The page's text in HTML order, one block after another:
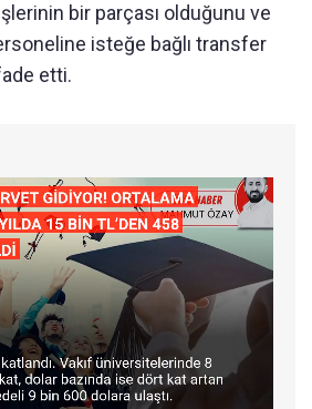
bir parçası olduğunu ve
isteğe bağlı transfer
etti.